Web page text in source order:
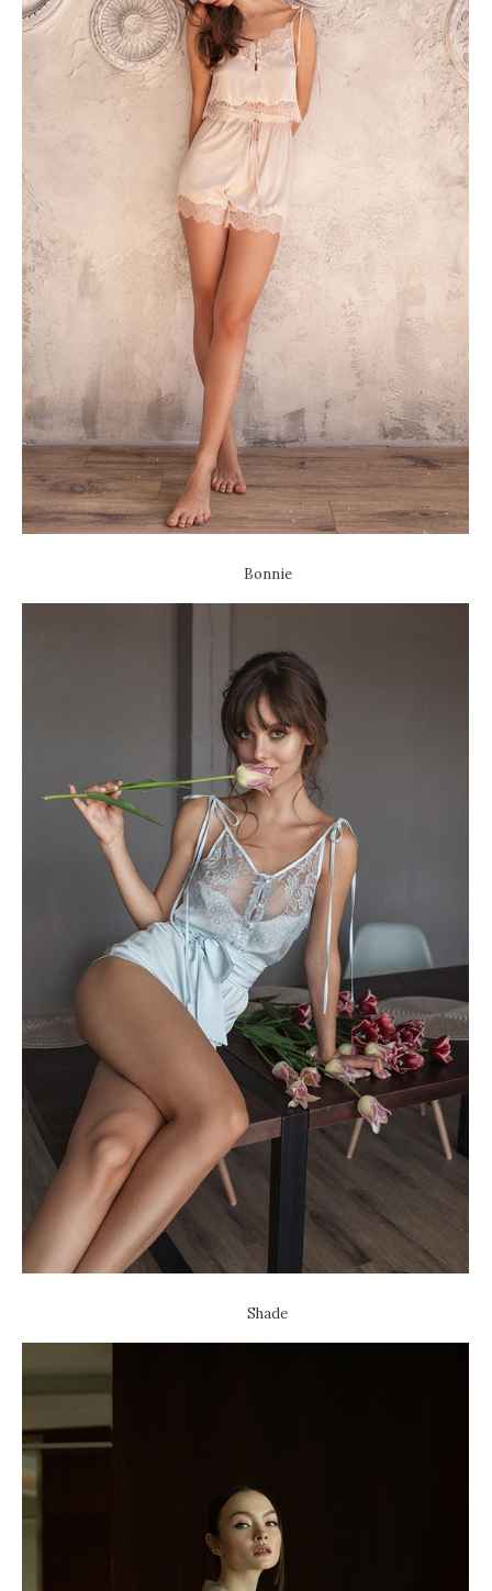
Bonnie
Shade